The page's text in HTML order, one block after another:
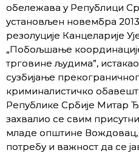
обележава у Републици
установљен новембра
резолуције Канцеларије
„Побољшање
трговине људима”,
сузбијање
криминалистичко
Републике Србије Митар
захвалио се свим
младе општине Вождовац,
потребу и важност да се